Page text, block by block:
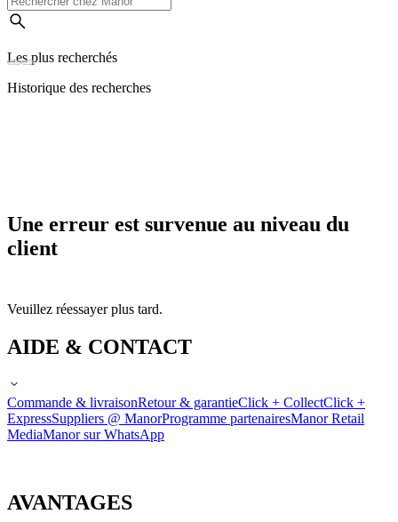
Les plus recherchés
Historique des recherches
Une erreur est survenue au niveau du
client
Veuillez réessayer plus tard.
AIDE & CONTACT
Commande & livraisonRetour & garantieClick + CollectClick +
ExpressSuppliers @ ManorProgramme partenairesManor Retail
MediaManor sur WhatsApp
AVANTAGES